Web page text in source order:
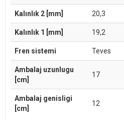
Kalınlık 2 [mm] 20,3
Kalınlık 1 [mm] 19,2
Fren sistemi Teves
Ambalaj uzunlugu
[cm]
17
Ambalaj genisligi
[cm]
12